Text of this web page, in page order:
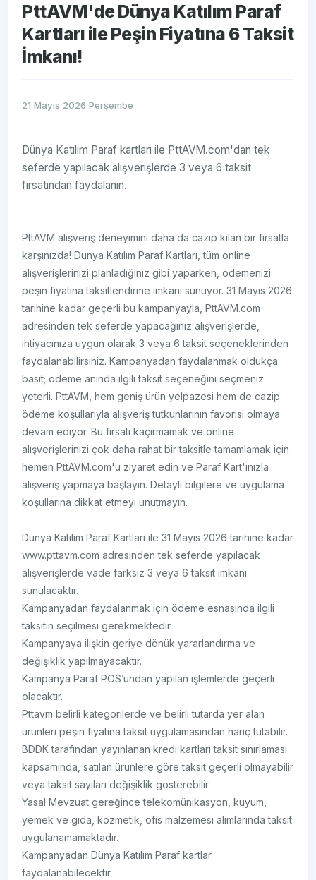
PttAVM'de Dünya Katılım Paraf
Kartları ile Peşin Fiyatına 6 Taksit
İmkanı!
21 Mayıs 2026 Perşembe
Dünya Katılım Paraf kartları ile PttAVM.com'dan tek
seferde yapılacak alışverişlerde 3 veya 6 taksit
fırsatından faydalanın.
PttAVM alışveriş deneyimini daha da cazip kılan bir fırsatla
karşınızda! Dünya Katılım Paraf Kartları, tüm online
alışverişlerinizi planladığınız gibi yaparken, ödemenizi
peşin fiyatına taksitlendirme imkanı sunuyor. 31 Mayıs 2026
tarihine kadar geçerli bu kampanyayla, PttAVM.com
adresinden tek seferde yapacağınız alışverişlerde,
ihtiyacınıza uygun olarak 3 veya 6 taksit seçeneklerinden
faydalanabilirsiniz. Kampanyadan faydalanmak oldukça
basit; ödeme anında ilgili taksit seçeneğini seçmeniz
yeterli. PttAVM, hem geniş ürün yelpazesi hem de cazip
ödeme koşullarıyla alışveriş tutkunlarının favorisi olmaya
devam ediyor. Bu fırsatı kaçırmamak ve online
alışverişlerinizi çok daha rahat bir taksitle tamamlamak için
hemen PttAVM.com'u ziyaret edin ve Paraf Kart'ınızla
alışveriş yapmaya başlayın. Detaylı bilgilere ve uygulama
koşullarına dikkat etmeyi unutmayın.
Dünya Katılım Paraf Kartları ile 31 Mayıs 2026 tarihine kadar
www.pttavm.com adresinden tek seferde yapılacak
alışverişlerde vade farksız 3 veya 6 taksit imkanı
sunulacaktır.
Kampanyadan faydalanmak için ödeme esnasında ilgili
taksitin seçilmesi gerekmektedir.
Kampanyaya ilişkin geriye dönük yararlandırma ve
değişiklik yapılmayacaktır.
Kampanya Paraf POS’undan yapılan işlemlerde geçerli
olacaktır.
Pttavm belirli kategorilerde ve belirli tutarda yer alan
ürünleri peşin fiyatına taksit uygulamasından hariç tutabilir.
BDDK tarafından yayınlanan kredi kartları taksit sınırlaması
kapsamında, satılan ürünlere göre taksit geçerli olmayabilir
veya taksit sayıları değişiklik gösterebilir.
Yasal Mevzuat gereğince telekomünikasyon, kuyum,
yemek ve gıda, kozmetik, ofis malzemesi alımlarında taksit
uygulanamamaktadır.
Kampanyadan Dünya Katılım Paraf kartlar
faydalanabilecektir.